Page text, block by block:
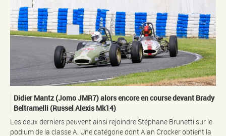
Didier Mantz (Jomo JMR7) alors encore en course devant Brady
Beltramelli (Russel Alexis Mk14)
Les deux derniers peuvent ainsi rejoindre Stéphane Brunetti sur le
podium de la classe A. Une catégorie dont Alan Crocker obtient la